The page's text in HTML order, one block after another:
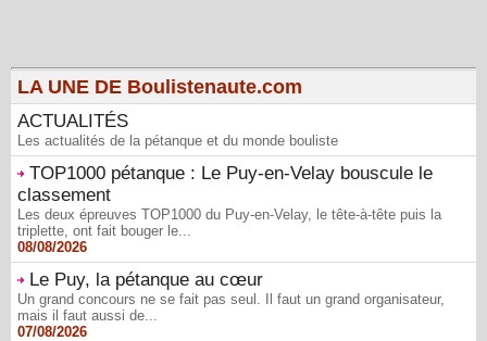
LA UNE DE Boulistenaute.com
ACTUALITÉS
Les actualités de la pétanque et du monde bouliste
TOP1000 pétanque : Le Puy-en-Velay bouscule le
classement
Les deux épreuves TOP1000 du Puy-en-Velay, le tête-à-tête puis la
triplette, ont fait bouger le...
08/08/2026
Le Puy, la pétanque au cœur
Un grand concours ne se fait pas seul. Il faut un grand organisateur,
mais il faut aussi de...
07/08/2026